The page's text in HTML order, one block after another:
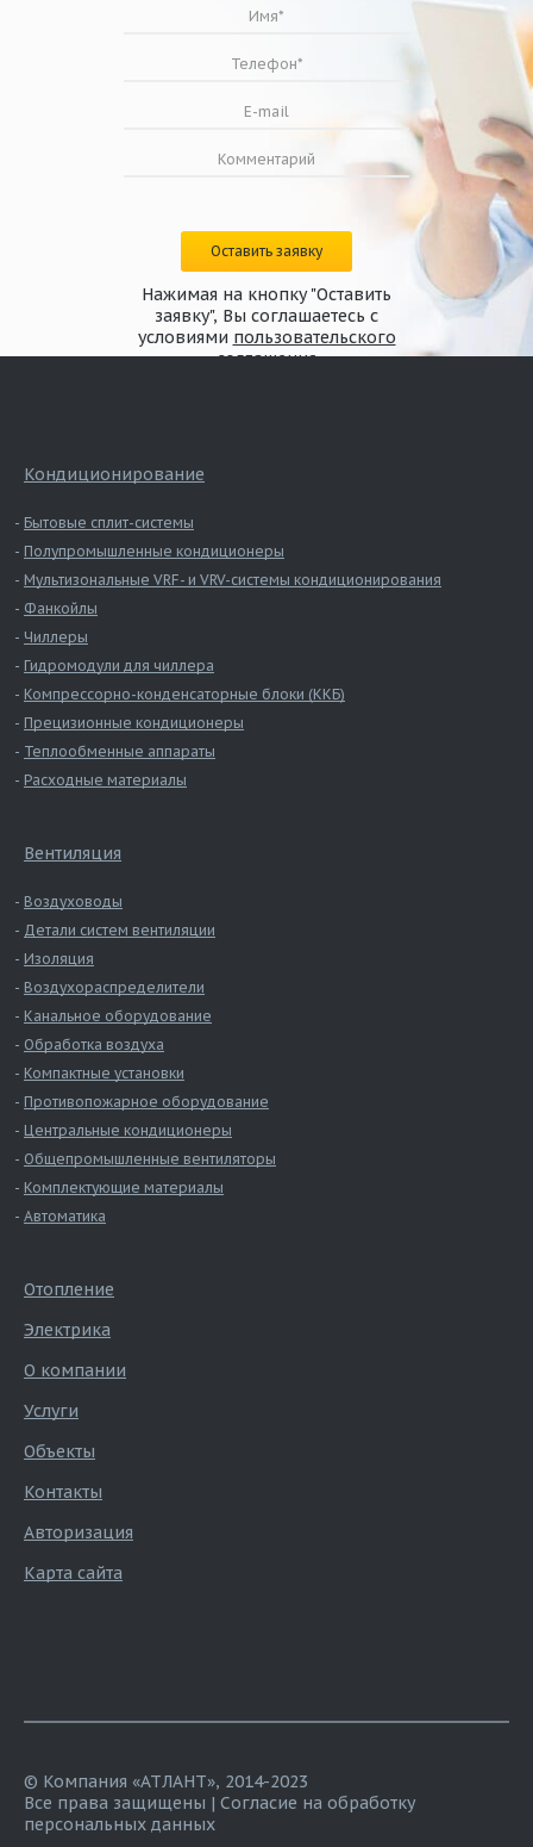
высота,
глубина,
2200*
1000*
Оставить заявку
Нажимая на кнопку "Оставить
заявку", Вы соглашаетесь с
условиями пользовательского
соглашения
Кондиционирование
Бытовые сплит-системы
Полупромышленные кондиционеры
Мультизональные VRF- и VRV-системы кондиционирования
Фанкойлы
Чиллеры
Гидромодули для чиллера
Компрессорно-конденсаторные блоки (ККБ)
Прецизионные кондиционеры
Теплообменные аппараты
Расходные материалы
Вентиляция
Воздуховоды
Детали систем вентиляции
Изоляция
Воздухораспределители
Канальное оборудование
Обработка воздуха
Компактные установки
Противопожарное оборудование
Центральные кондиционеры
Общепромышленные вентиляторы
Комплектующие материалы
Автоматика
Отопление
Электрика
О компании
Услуги
Объекты
Контакты
Авторизация
Карта сайта
© Компания «АТЛАНТ», 2014-2023
Все права защищены | Согласие на обработку
персональных данных